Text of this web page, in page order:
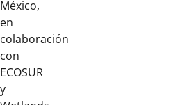
México,
en
colaboración
con
ECOSUR
y